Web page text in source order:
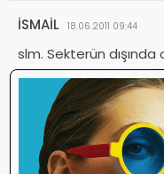
İSMAİL 18.06.2011 09:44
slm. Sekterün
epeyce dışında
Beğen0 Beğenme
hüseyin 19.02.2011 15:43